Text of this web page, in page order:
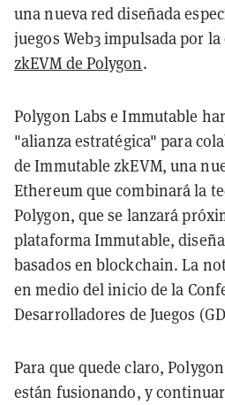
una nueva red diseñada
juegos Web3 impulsada por la
zkEVM de Polygon.
Polygon Labs e Immutable
"alianza estratégica" para
de Immutable zkEVM, una
Ethereum que combinará la
Polygon, que se lanzará
plataforma Immutable,
basados en blockchain. La
en medio del inicio de la
Desarrolladores de Juegos
Para que quede claro,
están fusionando, y